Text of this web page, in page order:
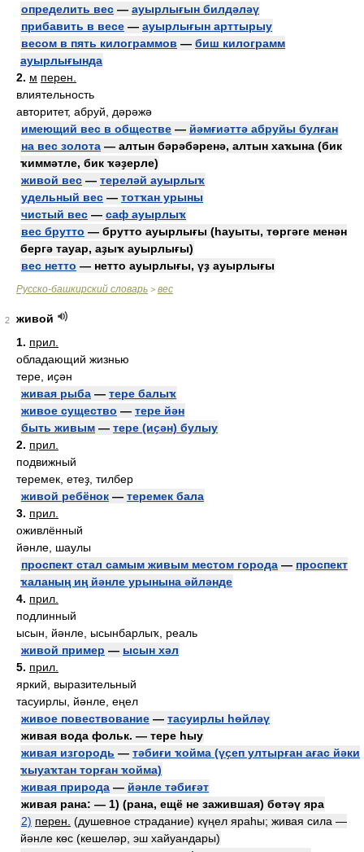
определить вес — ауырлығын билдәләү
прибавить в весе — ауырлығын арттырыу
весом в пять килограммов — биш килограмм
ауырлығында
2. м перен.
влиятельность
авторитет, абруй, дәрәжә
имеющий вес в обществе — йәмғиәттә абруйы булған
на вес золота — алтын бәрәбәренә, алтын хаҡына (бик
ҡиммәтле, бик ҡәҙерле)
живой вес — тереләй ауырлыҡ
удельный вес — тотҡан урыны
чистый вес — саф ауырлыҡ
вес брутто — брутто ауырлығы (һауыты, төргәге менән
бергә тауар, аҙыҡ ауырлығы)
вес нетто — нетто ауырлығы, үҙ ауырлығы
Русско-башкирский словарь > вес
2
живой
1. прил.
обладающий жизнью
тере, иҫән
живая рыба — тере балыҡ
живое существо — тере йән
быть живым — тере (иҫән) булыу
2. прил.
подвижный
теремек, етеҙ, тилбер
живой ребёнок — теремек бала
3. прил.
оживлённый
йәнле, шаулы
проспект стал самым живым местом города — проспект
ҡаланың иң йәнле урынына әйләнде
4. прил.
подлинный
ысын, йәнле, ысынбарлыҡ, реаль
живой пример — ысын хәл
5. прил.
яркий, выразительный
тасуирлы, йәнле, еңел
живое повествование — тасуирлы һөйләү
живая вода фольк. — тере һыу
живая изгородь — тәбиғи ҡойма (үҫеп ултырған ағас йәки
ҡыуаҡтан торған ҡойма)
живая природа — йәнле тәбиғәт
живая рана: — 1) (рана, ещё не зажившая) бөтәү яра
2) перен. (душевное страдание) күңел яраһы; живая сила —
йәнле көс (кешеләр, эш хайуандары)